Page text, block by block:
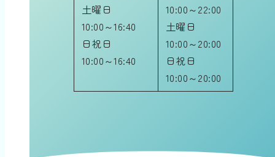
土曜日
10:00～16:40
日祝日
10:00～16:40
10:00～22:00
土曜日
10:00～20:00
日祝日
10:00～20:00